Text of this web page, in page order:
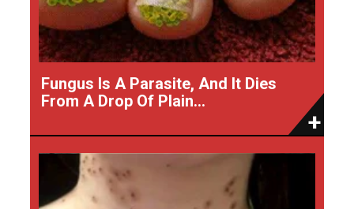
Fungus Is A Parasite, And It Dies
From A Drop Of Plain...